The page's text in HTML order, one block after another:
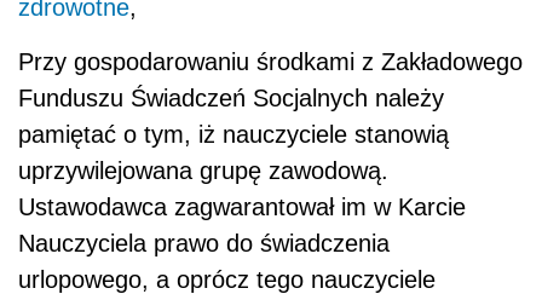
zdrowotne,
Przy gospodarowaniu środkami z Zakładowego
Funduszu Świadczeń Socjalnych należy
pamiętać o tym, iż nauczyciele stanowią
uprzywilejowana grupę zawodową.
Ustawodawca zagwarantował im w Karcie
Nauczyciela prawo do świadczenia
urlopowego, a oprócz tego nauczyciele